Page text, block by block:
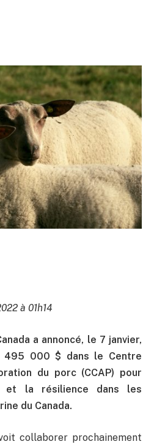
à 01h14
a annoncé, le 7 janvier,
495 000 $ dans le Centre
du porc (CCAP) pour
et la résilience dans les
du Canada.
collaborer prochainement